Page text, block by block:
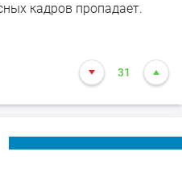
кадров пропадает.
31